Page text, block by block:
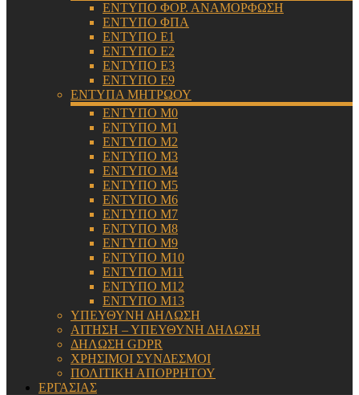
ΕΝΤΥΠΟ ΦΟΡ. ΑΝΑΜΟΡΦΩΣΗ
ΕΝΤΥΠΟ ΦΠΑ
ΕΝΤΥΠΟ Ε1
ΕΝΤΥΠΟ Ε2
ΕΝΤΥΠΟ Ε3
ΕΝΤΥΠΟ Ε9
ΕΝΤΥΠΑ ΜΗΤΡΩΟΥ
ΕΝΤΥΠΟ Μ0
ΕΝΤΥΠΟ Μ1
ΕΝΤΥΠΟ Μ2
ΕΝΤΥΠΟ Μ3
ΕΝΤΥΠΟ Μ4
ΕΝΤΥΠΟ Μ5
ΕΝΤΥΠΟ Μ6
ΕΝΤΥΠΟ Μ7
ΕΝΤΥΠΟ Μ8
ΕΝΤΥΠΟ Μ9
ΕΝΤΥΠΟ Μ10
ΕΝΤΥΠΟ Μ11
ΕΝΤΥΠΟ Μ12
ΕΝΤΥΠΟ Μ13
ΥΠΕΥΘΥΝΗ ΔΗΛΩΣΗ
ΑΙΤΗΣΗ – ΥΠΕΥΘΥΝΗ ΔΗΛΩΣΗ
ΔΗΛΩΣΗ GDPR
ΧΡΗΣΙΜΟΙ ΣΥΝΔΕΣΜΟΙ
ΠΟΛΙΤΙΚΗ ΑΠΟΡΡΗΤΟΥ
ΕΡΓΑΣΙΑΣ